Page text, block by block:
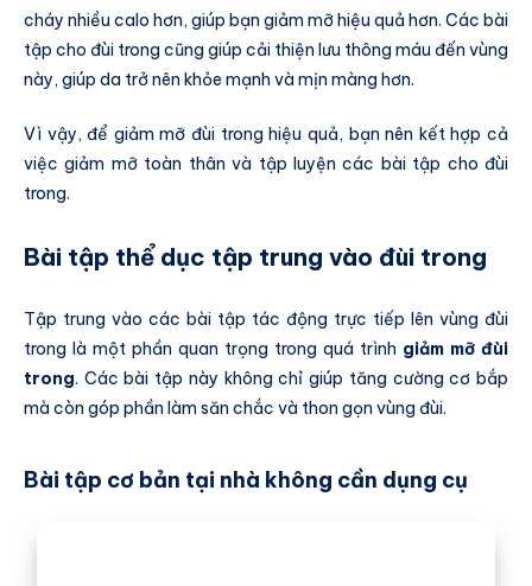
cháy nhiều calo hơn, giúp bạn giảm mỡ hiệu quả hơn. Các bài
tập cho đùi trong cũng giúp cải thiện lưu thông máu đến vùng
này, giúp da trở nên khỏe mạnh và mịn màng hơn.
Vì vậy, để giảm mỡ đùi trong hiệu quả, bạn nên kết hợp cả
việc giảm mỡ toàn thân và tập luyện các bài tập cho đùi
trong.
Bài tập thể dục tập trung vào đùi trong
Tập trung vào các bài tập tác động trực tiếp lên vùng đùi
trong là một phần quan trọng trong quá trình giảm mỡ đùi
trong. Các bài tập này không chỉ giúp tăng cường cơ bắp
mà còn góp phần làm săn chắc và thon gọn vùng đùi.
Bài tập cơ bản tại nhà không cần dụng cụ